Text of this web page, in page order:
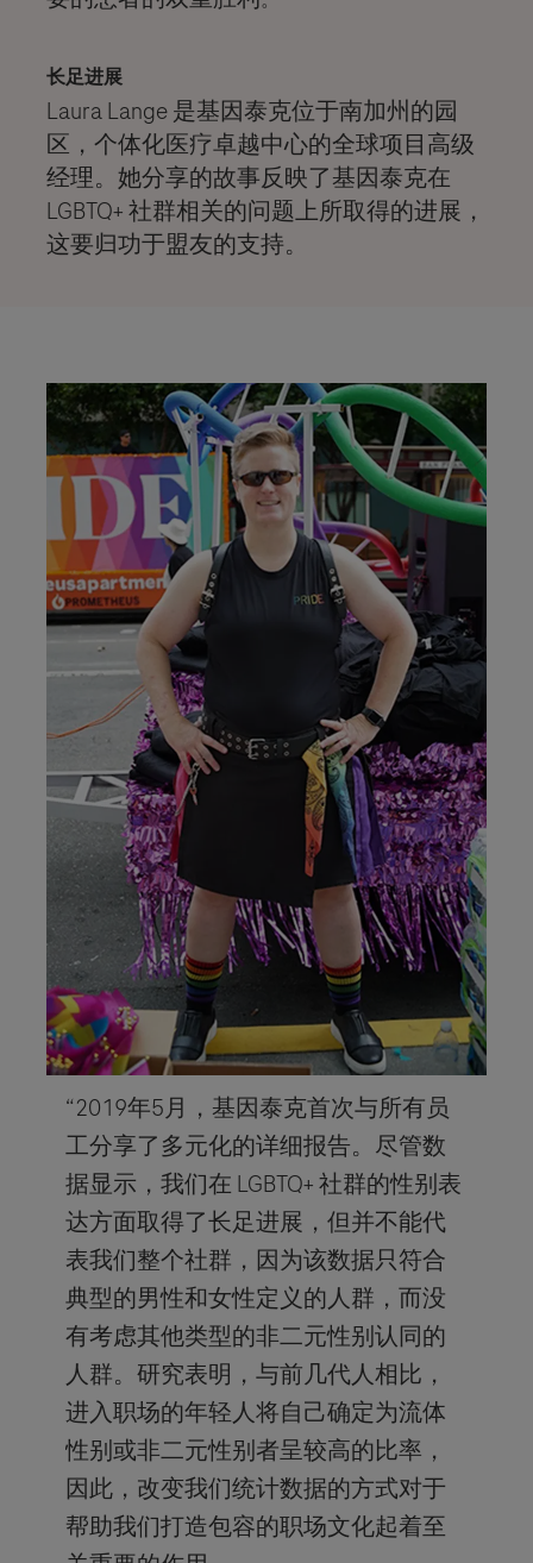
长足进展
Laura Lange 是基因泰克位于南加州的园
区，个体化医疗卓越中心的全球项目高级
经理。她分享的故事反映了基因泰克在
LGBTQ+ 社群相关的问题上所取得的进展，
这要归功于盟友的支持。
“2019年5月，基因泰克首次与所有员
工分享了多元化的详细报告。尽管数
据显示，我们在 LGBTQ+ 社群的性别表
达方面取得了长足进展，但并不能代
表我们整个社群，因为该数据只符合
典型的男性和女性定义的人群，而没
有考虑其他类型的非二元性别认同的
人群。研究表明，与前几代人相比，
进入职场的年轻人将自己确定为流体
性别或非二元性别者呈较高的比率，
因此，改变我们统计数据的方式对于
帮助我们打造包容的职场文化起着至